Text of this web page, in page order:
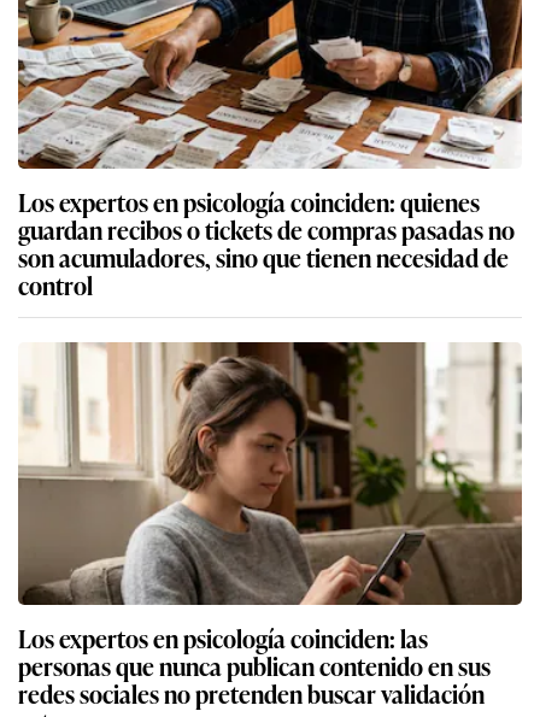
Los expertos en psicología coinciden: quienes
guardan recibos o tickets de compras pasadas no
son acumuladores, sino que tienen necesidad de
control
Los expertos en psicología coinciden: las
personas que nunca publican contenido en sus
redes sociales no pretenden buscar validación